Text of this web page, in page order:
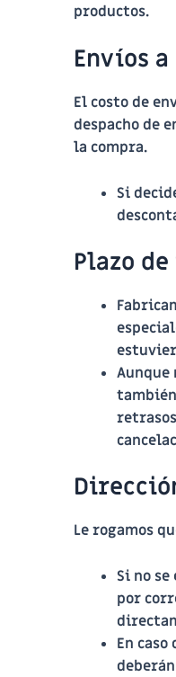
productos.
Envíos
El costo de
despacho de
la compra.
Si
Plazo
Aunque
Le rogamos
Si no
por
En